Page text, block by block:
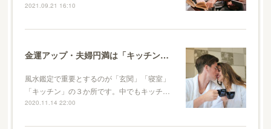
2021.09.21 16:10
金運アップ・夫婦円満は「キッチン」の風水から
風水鑑定で重要とするのが「玄関」「寝室」
「キッチン」の３か所です。中でもキッチ…
2020.11.14 22:00